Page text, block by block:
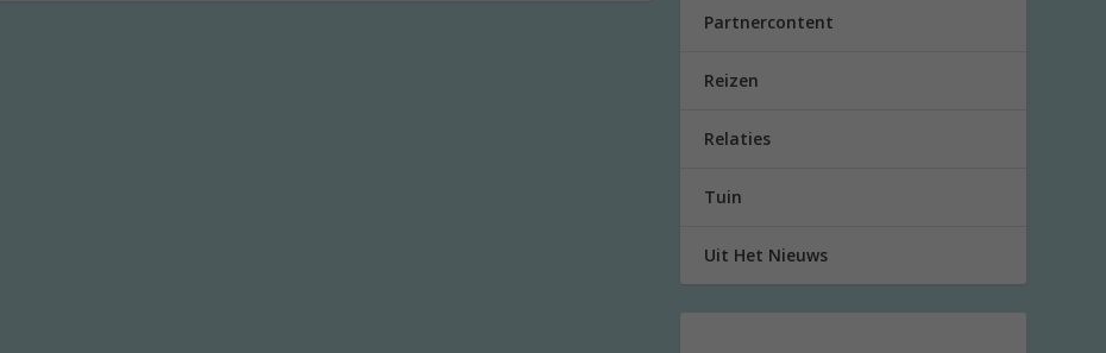
Partnercontent
Reizen
Relaties
Tuin
Uit Het Nieuws